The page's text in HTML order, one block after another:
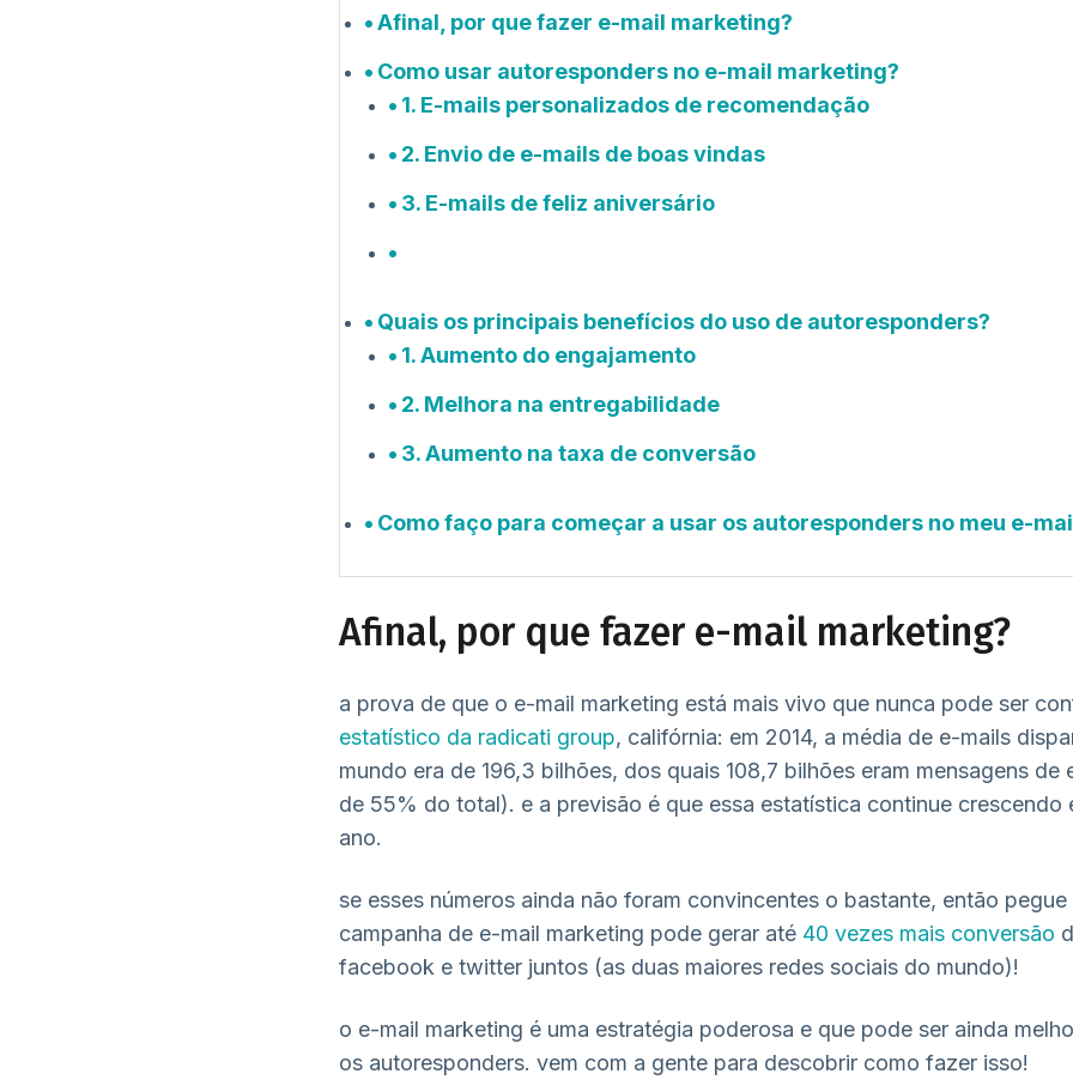
Afinal, por que fazer e-mail marketing?
Como usar autoresponders no e-mail marketing?
1. E-mails personalizados de recomendação
2. Envio de e-mails de boas vindas
3. E-mails de feliz aniversário
Quais os principais benefícios do uso de autoresponders?
1. Aumento do engajamento
2. Melhora na entregabilidade
3. Aumento na taxa de conversão
Como faço para começar a usar os autoresponders no meu e-
Afinal, por que fazer e-mail marketing?
a prova de que o e-mail marketing está mais vivo que nunca pode ser
estatístico da radicati group, califórnia: em 2014, a média de e-mails
mundo era de 196,3 bilhões, dos quais 108,7 bilhões eram mensagens de
de 55% do total). e a previsão é que essa estatística continue crescendo
ano.
se esses números ainda não foram convincentes o bastante, então
campanha de e-mail marketing pode gerar até 40 vezes mais conversão
facebook e twitter juntos (as duas maiores redes sociais do mundo)!
o e-mail marketing é uma estratégia poderosa e que pode ser ainda
os autoresponders. vem com a gente para descobrir como fazer isso!